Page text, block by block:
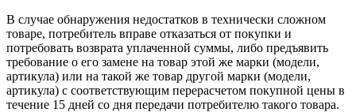
В случае обнаружения недостатков в технически сложном
товаре, потребитель вправе отказаться от покупки и
потребовать возврата уплаченной суммы, либо предъявить
требование о его замене на товар этой же марки (модели,
артикула) или на такой же товар другой марки (модели,
артикула) с соответствующим перерасчетом покупной цены в
течение 15 дней со дня передачи потребителю такого товара.